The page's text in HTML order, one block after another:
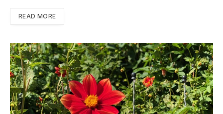
READ MORE